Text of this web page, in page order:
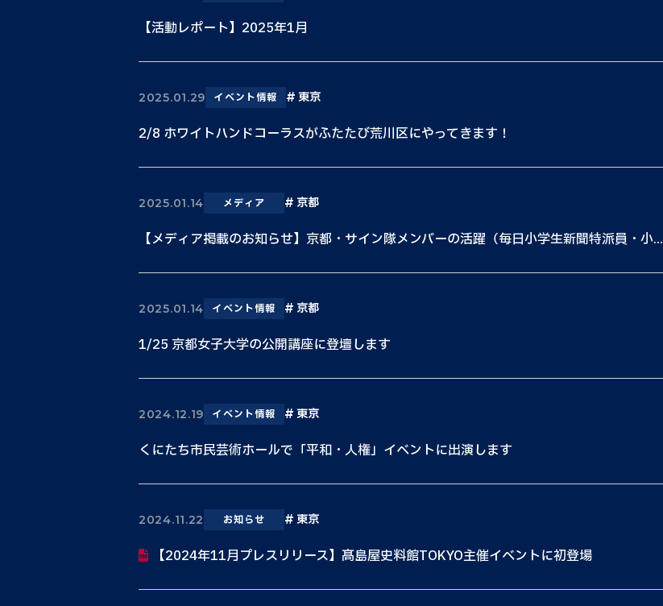
【活動レポート】2025年1月
2025.01.29 イベント情報 東京
2/8 ホワイトハンドコーラスがふたたび荒川区にやってきます！
2025.01.14 メディア 京都
【メディア掲載のお知らせ】京都・サイン隊メンバーの活躍（毎日小学生新聞特派員・小...
2025.01.14 イベント情報 京都
1/25 京都女子大学の公開講座に登壇します
2024.12.19 イベント情報 東京
くにたち市民芸術ホールで「平和・人権」イベントに出演します
2024.11.22 お知らせ 東京
【2024年11月プレスリリース】髙島屋史料館TOKYO主催イベントに初登場